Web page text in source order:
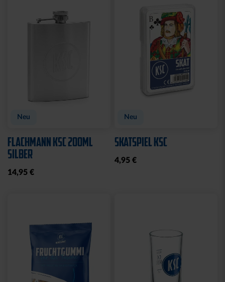
Neu
FLACHMANN KSC 200ML
SILBER
14,95 €
Neu
SKATSPIEL KSC
4,95 €